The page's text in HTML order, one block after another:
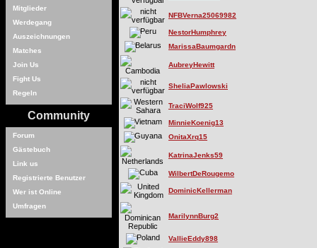
Mitglieder
Werdegang
Auszeichnungen
Matches
Join Us
Fight Us
Regeln
Community
Forum
Gästebuch
Link us
Registrierte Benutzer
Wer ist Online
Umfragen
NFBVerna25069982
NestorHumphrey
MarissaBaumgardn
AubreyHewitt
SheliaPawlowski
TraciWolf925
MinnieKoenig13
OnitaXrq15
KatrinaJenks59
WilbertDeRougemo
DominicKellerman
MarilynnBurg2
VallieEddy898